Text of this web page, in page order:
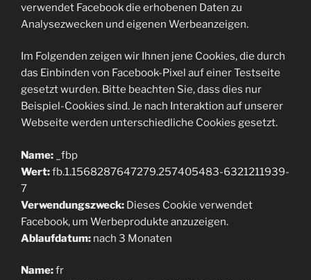
verwendet Facebook die erhobenen Daten zu
Analysezwecken und eigenen Werbeanzeigen.
Im Folgenden zeigen wir Ihnen jene Cookies, die durch
das Einbinden von Facebook-Pixel auf einer Testseite
gesetzt wurden. Bitte beachten Sie, dass dies nur
Beispiel-Cookies sind. Je nach Interaktion auf unserer
Webseite werden unterschiedliche Cookies gesetzt.
Name: _fbp
Wert:fb.1.1568287647279.257405483-6321211939-
7
Verwendungszweck: Dieses Cookie verwendet
Facebook, um Werbeprodukte anzuzeigen.
Ablaufdatum: nach 3 Monaten
Name:fr